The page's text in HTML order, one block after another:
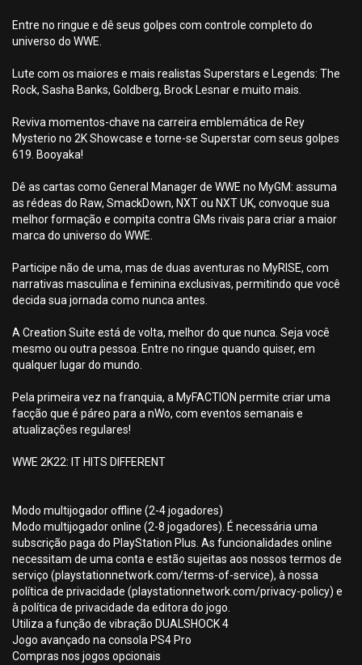
Entre no ringue e dê seus golpes com controle completo do
universo do WWE.
Lute com os maiores e mais realistas Superstars e Legends: The
Rock, Sasha Banks, Goldberg, Brock Lesnar e muito mais.
Reviva momentos-chave na carreira emblemática de Rey
Mysterio no 2K Showcase e torne-se Superstar com seus golpes
619. Booyaka!
Dê as cartas como General Manager de WWE no MyGM: assuma
as rédeas do Raw, SmackDown, NXT ou NXT UK, convoque sua
melhor formação e compita contra GMs rivais para criar a maior
marca do universo do WWE.
Participe não de uma, mas de duas aventuras no MyRISE, com
narrativas masculina e feminina exclusivas, permitindo que você
decida sua jornada como nunca antes.
A Creation Suite está de volta, melhor do que nunca. Seja você
mesmo ou outra pessoa. Entre no ringue quando quiser, em
qualquer lugar do mundo.
Pela primeira vez na franquia, a MyFACTION permite criar uma
facção que é páreo para a nWo, com eventos semanais e
atualizações regulares!
WWE 2K22: IT HITS DIFFERENT
Modo multijogador offline (2-4 jogadores)
Modo multijogador online (2-8 jogadores). É necessária uma
subscrição paga do PlayStation Plus. As funcionalidades online
necessitam de uma conta e estão sujeitas aos nossos termos de
serviço (playstationnetwork.com/terms-of-service), à nossa
política de privacidade (playstationnetwork.com/privacy-policy) e
à política de privacidade da editora do jogo.
Utiliza a função de vibração DUALSHOCK 4
Jogo avançado na consola PS4 Pro
Compras nos jogos opcionais